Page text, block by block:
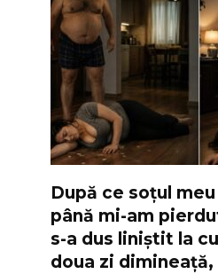
După ce soțul
până mi-am
s-a dus liniștit la
doua zi